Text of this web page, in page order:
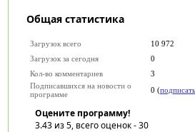
Общая статистика
Загрузок всего
10 972
Загрузок за сегодня
0
Кол-во комментариев
3
Подписавшихся на новости о
программе
0 (
Оцените программу!
3.43из 5, всего оценок -30